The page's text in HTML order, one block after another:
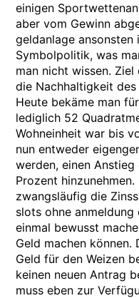
einigen
aber vom Gewinn
geldanlage ansonsten
Symbolpolitik, was
man nicht wissen.
die Nachhaltigkeit
Heute bekäme man
lediglich 52
Wohneinheit war bis
nun entweder
werden, einen
Prozent
zwangsläufig die
slots ohne
einmal bewusst
Geld machen können.
Geld für den Weizen
keinen neuen Antrag
muss eben zur